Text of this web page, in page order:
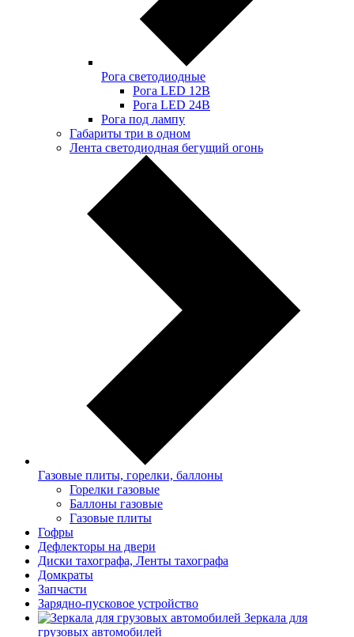
Рога светодиодные
Рога LED 12В
Рога LED 24В
Рога под лампу
Габариты три в одном
Лента светодиодная бегущий огонь
Газовые плиты, горелки, баллоны
Горелки газовые
Баллоны газовые
Газовые плиты
Гофры
Дефлекторы на двери
Диски тахографа, Ленты тахографа
Домкраты
Запчасти
Зарядно-пусковое устройство
Зеркала для
грузовых автомобилей